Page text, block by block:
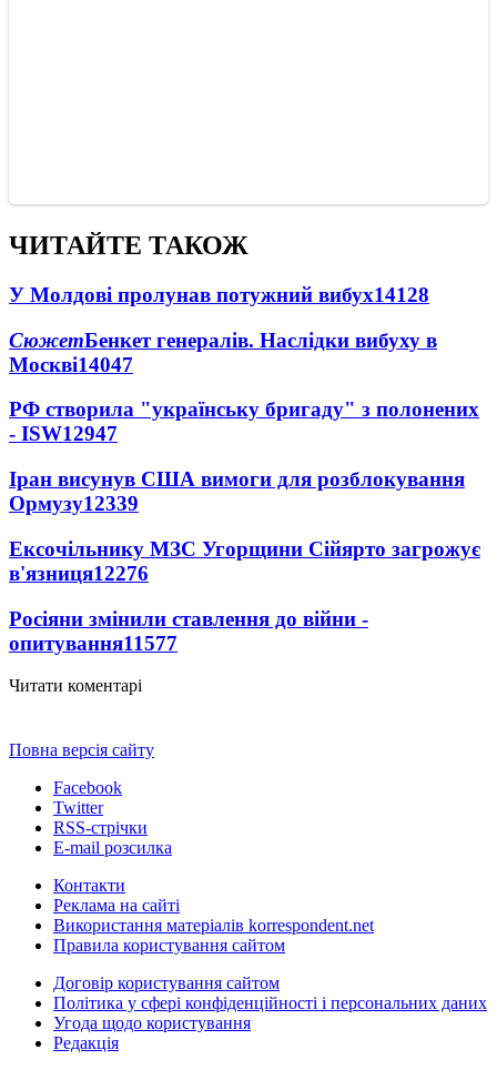
ЧИТАЙТЕ ТАКОЖ
У Молдові пролунав потужний вибух14128
СюжетБенкет генералів. Наслідки вибуху в
Москві14047
РФ створила "українську бригаду" з полонених
- ISW12947
Іран висунув США вимоги для розблокування
Ормузу12339
Ексочільнику МЗС Угорщини Сійярто загрожує
в'язниця12276
Росіяни змінили ставлення до війни -
опитування11577
Читати коментарі
Повна версія сайту
Facebook
Twitter
RSS-стрічки
E-mail розсилка
Контакти
Реклама на сайті
Використання матеріалів korrespondent.net
Правила користування сайтом
Договір користування сайтом
Політика у сфері конфіденційності і персональних даних
Угода щодо користування
Редакція